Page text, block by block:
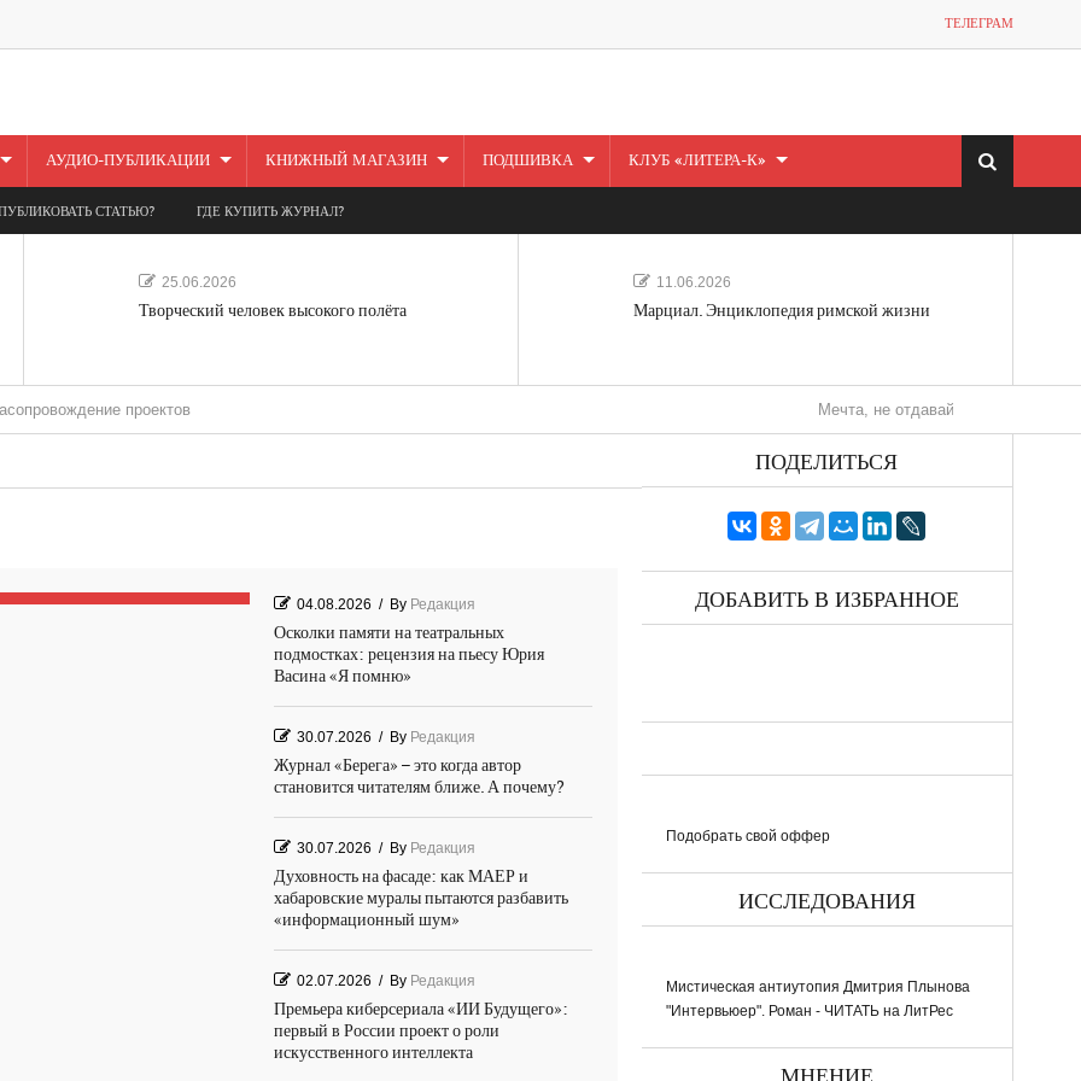
ТЕЛЕГРАМ
АУДИО-ПУБЛИКАЦИИ КНИЖНЫЙ МАГАЗИН ПОДШИВКА КЛУБ «ЛИТЕРА-К»
СТАТЬЮ? ГДЕ КУПИТЬ ЖУРНАЛ?
25.06.2026
Творческий человек высокого полёта
11.06.2026
Марциал. Энциклопедия римской жизни
проектов Мечта, не отдавайся! «Шведская история
04.08.2026 / By Редакция
Осколки памяти на театральных
подмостках: рецензия на пьесу Юрия
Васина «Я помню»
30.07.2026 / By Редакция
Журнал «Берега» – это когда автор
становится читателям ближе. А почему?
30.07.2026 / By Редакция
Духовность на фасаде: как МАЕР и
хабаровские муралы пытаются разбавить
«информационный шум»
02.07.2026 / By Редакция
Премьера киберсериала «ИИ Будущего»:
первый в России проект о роли
искусственного интеллекта
ПОДЕЛИТЬСЯ
ДОБАВИТЬ В ИЗБРАННОЕ
Подобрать свой оффер
ИССЛЕДОВАНИЯ
Мистическая антиутопия Дмитрия Плынова
"Интервьюер". Роман - ЧИТАТЬ на ЛитРес